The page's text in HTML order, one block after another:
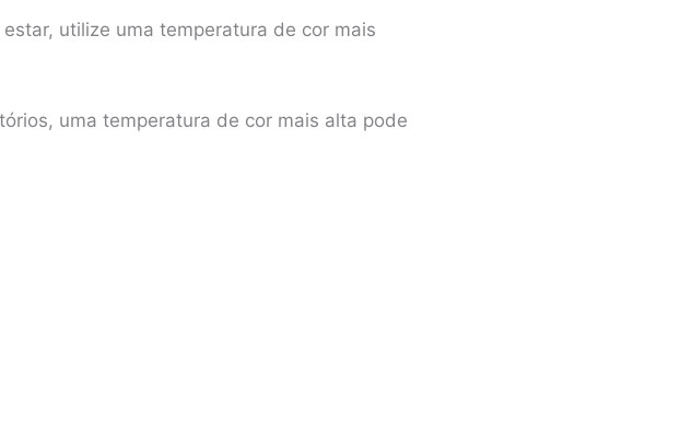
utilize uma temperatura de cor mais
uma temperatura de cor mais alta pode